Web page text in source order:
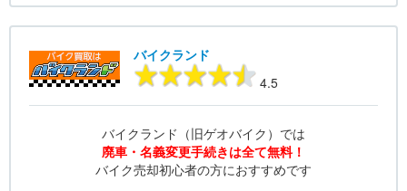
バイクランド
4.5
バイクランド（旧ゲオバイク）では
廃車・名義変更手続きは全て無料！
バイク売却初心者の方におすすめです